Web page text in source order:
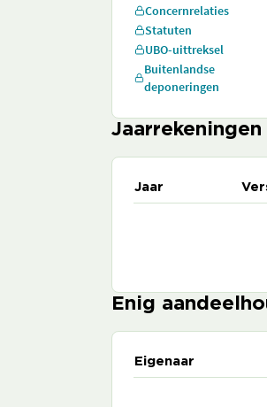
Concernrelaties
Statuten
UBO-uittreksel
Buitenlandse
deponeringen
Jaarrekeningen
Jaar
Enig
Eigenaar